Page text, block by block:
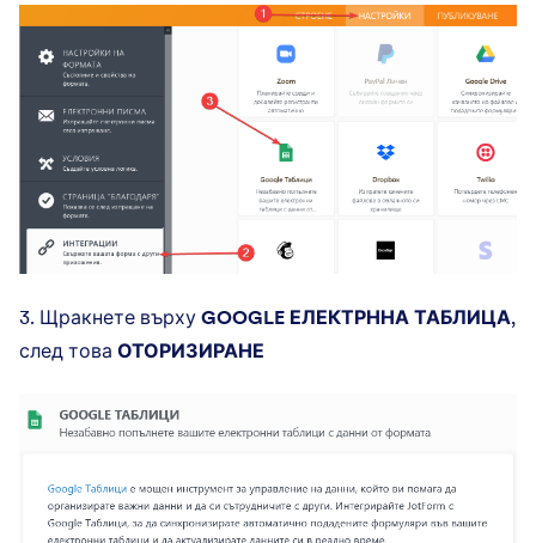
3. Щракнете върху GOOGLE ЕЛЕКТРННА ТАБЛИЦА,
след това ОТОРИЗИРАНЕ